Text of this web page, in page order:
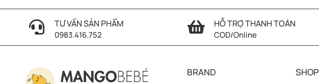
TƯ VẤN SẢN PHẨM
0983.416.752
HỖ TRỢ THANH TOÁN
COD/Online
BRAND SHOP